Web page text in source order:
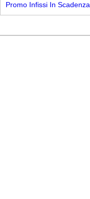
Promo Infissi In Scadenza